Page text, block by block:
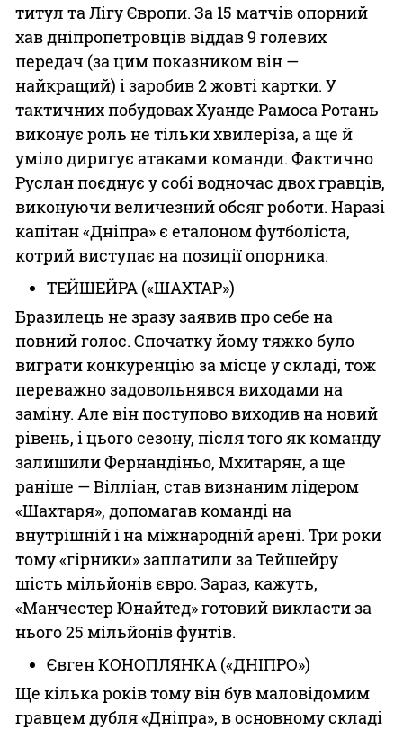
титул та Лігу Європи. За 15 матчів опорний
хав дніпропетровців віддав 9 голевих
передач (за цим показником він —
найкращий) і заробив 2 жовті картки. У
тактичних побудовах Хуанде Рамоса Ротань
виконує роль не тільки хвилеріза, а ще й
уміло диригує атаками команди. Фактично
Руслан поєднує у собі водночас двох гравців,
виконуючи величезний обсяг роботи. Наразі
капітан «Дніпра» є еталоном футболіста,
котрий виступає на позиції опорника.
ТЕЙШЕЙРА («ШАХТАР»)
Бразилець не зразу заявив про себе на
повний голос. Спочатку йому тяжко було
виграти конкуренцію за місце у складі, тож
переважно задовольнявся виходами на
заміну. Але він поступово виходив на новий
рівень, і цього сезону, після того як команду
залишили Фернандіньо, Мхитарян, а ще
раніше — Вілліан, став визнаним лідером
«Шахтаря», допомагав команді на
внутрішній і на міжнародній арені. Три роки
тому «гірники» заплатили за Тейшейру
шість мільйонів євро. Зараз, кажуть,
«Манчестер Юнайтед» готовий викласти за
нього 25 мільйонів фунтів.
Євген КОНОПЛЯНКА («ДНІПРО»)
Ще кілька років тому він був маловідомим
гравцем дубля «Дніп­ра», в основному складі